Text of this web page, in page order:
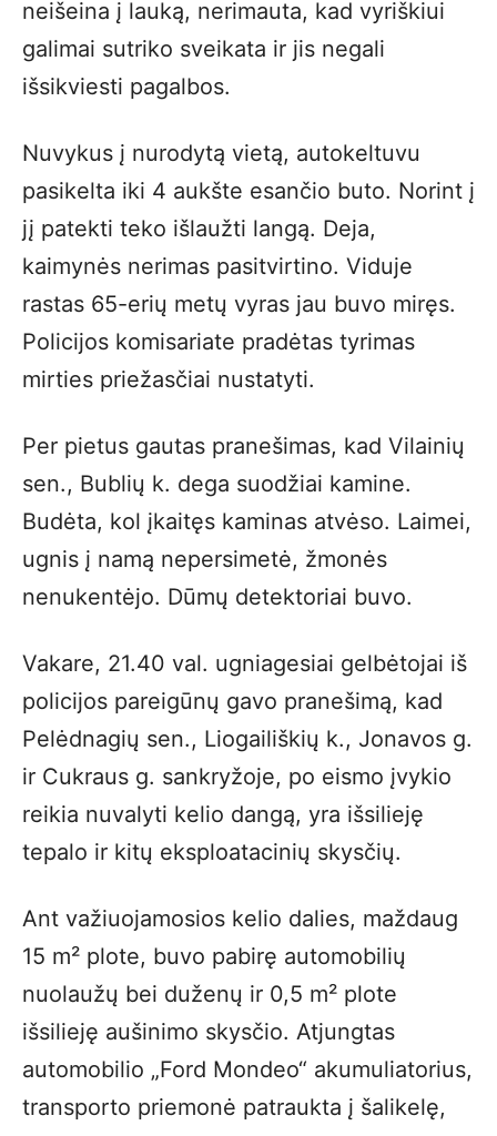
neišeina į lauką, nerimauta, kad vyriškiui
galimai sutriko sveikata ir jis negali
išsikviesti pagalbos.
Nuvykus į nurodytą vietą, autokeltuvu
pasikelta iki 4 aukšte esančio buto. Norint į
jį patekti teko išlaužti langą. Deja,
kaimynės nerimas pasitvirtino. Viduje
rastas 65-erių metų vyras jau buvo miręs.
Policijos komisariate pradėtas tyrimas
mirties priežasčiai nustatyti.
Per pietus gautas pranešimas, kad Vilainių
sen., Bublių k. dega suodžiai kamine.
Budėta, kol įkaitęs kaminas atvėso. Laimei,
ugnis į namą nepersimetė, žmonės
nenukentėjo. Dūmų detektoriai buvo.
Vakare, 21.40 val. ugniagesiai gelbėtojai iš
policijos pareigūnų gavo pranešimą, kad
Pelėdnagių sen., Liogailiškių k., Jonavos g.
ir Cukraus g. sankryžoje, po eismo įvykio
reikia nuvalyti kelio dangą, yra išsilieję
tepalo ir kitų eksploatacinių skysčių.
Ant važiuojamosios kelio dalies, maždaug
15 m² plote, buvo pabirę automobilių
nuolaužų bei duženų ir 0,5 m² plote
išsilieję aušinimo skysčio. Atjungtas
automobilio „Ford Mondeo“ akumuliatorius,
transporto priemonė patraukta į šalikelę,